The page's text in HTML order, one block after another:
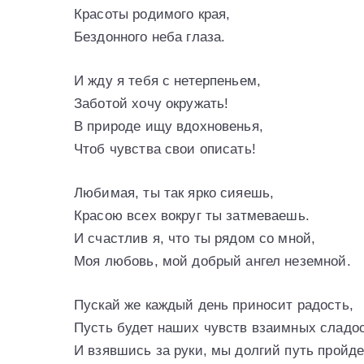
Красоты родимого края,
Бездонного неба глаза.
И жду я тебя с нетерпеньем,
Заботой хочу окружать!
В природе ищу вдохновенья,
Чтоб чувства свои описать!
Любимая, ты так ярко сияешь,
Красою всех вокруг ты затмеваешь.
И счастлив я, что ты рядом со мной,
Моя любовь, мой добрый ангел неземной.
Пускай же каждый день приносит радость,
Пусть будет наших чувств взаимных
И взявшись за руки, мы долгий путь